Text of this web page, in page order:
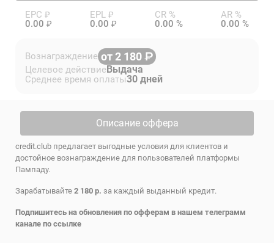
EPC ₽
0.00 ₽
EPL ₽
0.00 ₽
CR %
0.00 %
AR %
0.00 %
Вознаграждение от 2 180
Целевое действие Выдача
Среднее время оплаты30 дней
Описание оффера
credit.club предлагает выгодные условия для клиентов и
достойное вознаграждение для пользователей платформы
Пампаду.
Зарабатывайте 2 180 р. за каждый выданный кредит.
Подпишитесь на обновления по офферам в нашем телеграмм
канале по ссылке